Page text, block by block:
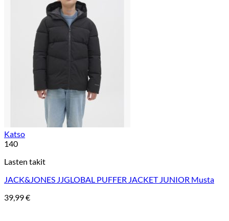
Katso
140
Lasten takit
JACK&JONES JJGLOBAL PUFFER JACKET JUNIOR Musta
39,99€